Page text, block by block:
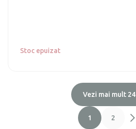
Stoc epuizat
1 2
Vezi mai mult 24